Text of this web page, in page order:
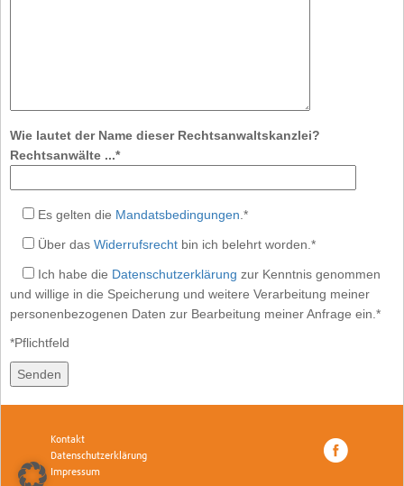
Wie lautet der Name dieser Rechtsanwaltskanzlei?
Rechtsanwälte ...*
Es gelten die Mandatsbedingungen .*
Über das Widerrufsrecht bin ich belehrt worden.*
Ich habe die Datenschutzerklärung zur Kenntnis genommen
und willige in die Speicherung und weitere Verarbeitung meiner
personenbezogenen Daten zur Bearbeitung meiner Anfrage ein.*
*Pflichtfeld
Kontakt
Datenschutzerklärung
Impressum